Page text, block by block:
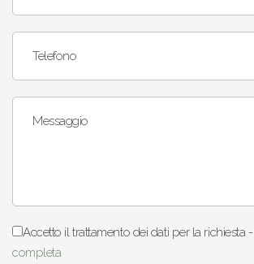
Telefono
Messaggio
Accetto il trattamento dei dati per la richiesta -
completa